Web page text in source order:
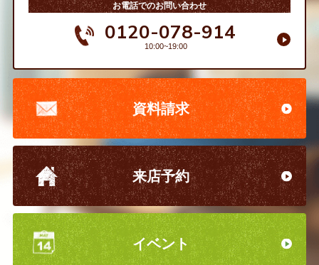
お電話でのお問い合わせ
0120-078-914
10:00~19:00
資料請求
来店予約
イベント